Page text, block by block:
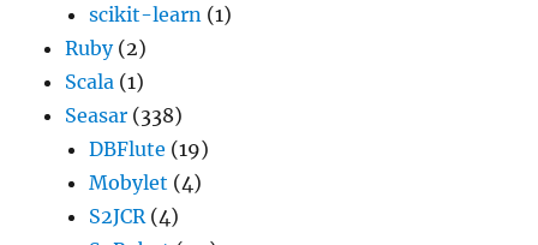
scikit-learn (1)
Ruby(2)
Scala (1)
Seasar (338)
DBFlute (19)
Mobylet (4)
S2JCR(4)